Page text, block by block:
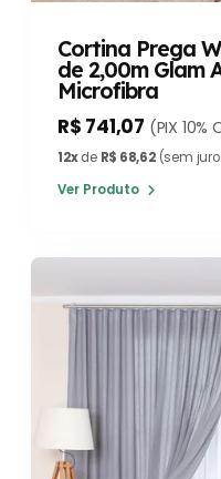
Cortina Prega
de 2,00m Glam
Microfibra
R$ 741,07 (PIX 10%
12xde R$ 68,62(sem
Ver Produto